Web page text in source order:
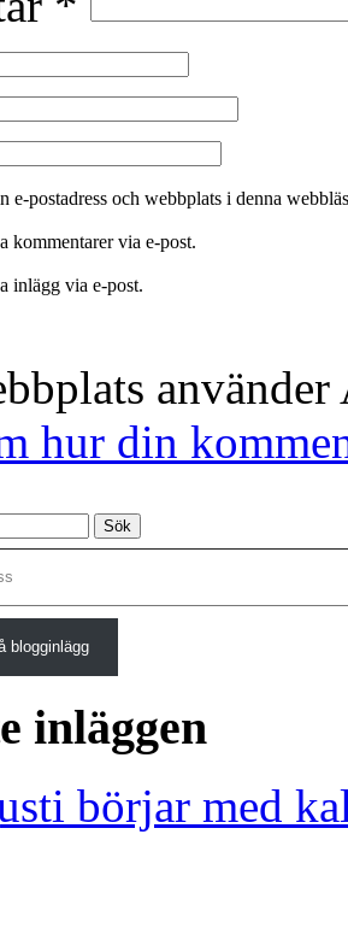
e-postadress och webbplats i denna
kommentarer via e-post.
inlägg via e-post.
hur din
blogginlägg
inläggen
börjar med